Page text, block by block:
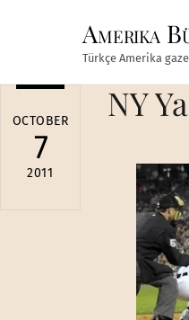
Amerika
Türkçe Amerika
OCTOBER
7
2011
NY